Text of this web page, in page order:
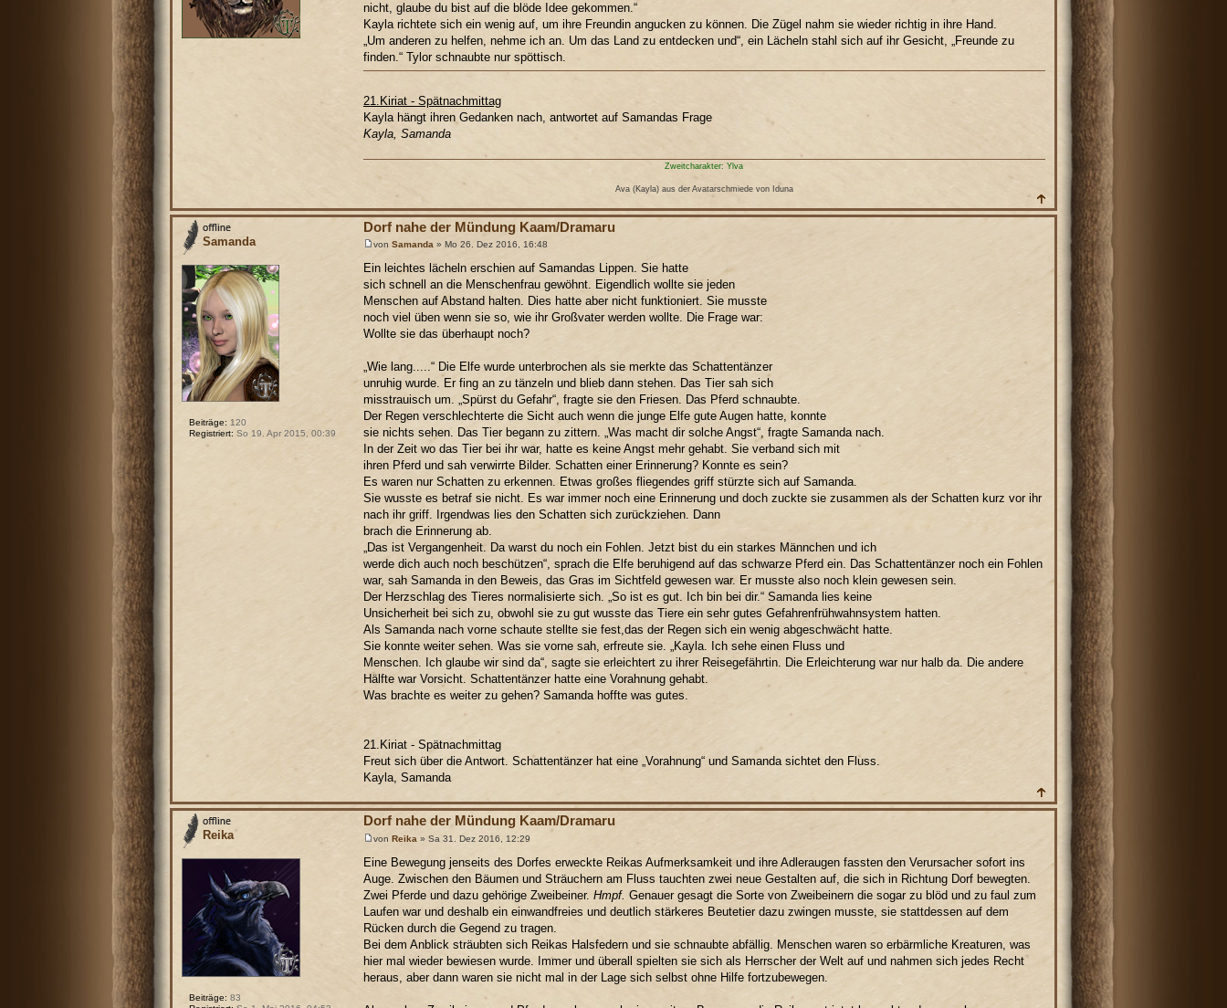
nicht, glaube du bist auf die blöde Idee gekommen.“
Kayla richtete sich ein wenig auf, um ihre Freundin angucken zu können. Die Zügel nahm sie wieder richtig in ihre Hand.
„Um anderen zu helfen, nehme ich an. Um das Land zu entdecken und“, ein Lächeln stahl sich auf ihr Gesicht, „Freunde zu
finden.“ Tylor schnaubte nur spöttisch.
21.Kiriat - Spätnachmittag
Kayla hängt ihren Gedanken nach, antwortet auf Samandas Frage
Kayla, Samanda
Zweitcharakter: Ylva
Ava (Kayla) aus der Avatarschmiede von Iduna
Dorf nahe der Mündung Kaam/Dramaru
von Samanda» Mo 26. Dez 2016, 16:48
Ein leichtes lächeln erschien auf Samandas Lippen. Sie hatte
sich schnell an die Menschenfrau gewöhnt. Eigendlich wollte sie jeden
Menschen auf Abstand halten. Dies hatte aber nicht funktioniert. Sie musste
noch viel üben wenn sie so, wie ihr Großvater werden wollte. Die Frage war:
Wollte sie das überhaupt noch?
„Wie lang.....“ Die Elfe wurde unterbrochen als sie merkte das Schattentänzer
unruhig wurde. Er fing an zu tänzeln und blieb dann stehen. Das Tier sah sich
misstrauisch um. „Spürst du Gefahr“, fragte sie den Friesen. Das Pferd schnaubte.
Der Regen verschlechterte die Sicht auch wenn die junge Elfe gute Augen hatte, konnte
sie nichts sehen. Das Tier begann zu zittern. „Was macht dir solche Angst“, fragte Samanda nach.
In der Zeit wo das Tier bei ihr war, hatte es keine Angst mehr gehabt. Sie verband sich mit
ihren Pferd und sah verwirrte Bilder. Schatten einer Erinnerung? Konnte es sein?
Es waren nur Schatten zu erkennen. Etwas großes fliegendes griff stürzte sich auf Samanda.
Sie wusste es betraf sie nicht. Es war immer noch eine Erinnerung und doch zuckte sie zusammen als der Schatten kurz vor ihr
nach ihr griff. Irgendwas lies den Schatten sich zurückziehen. Dann
brach die Erinnerung ab.
„Das ist Vergangenheit. Da warst du noch ein Fohlen. Jetzt bist du ein starkes Männchen und ich
werde dich auch noch beschützen“, sprach die Elfe beruhigend auf das schwarze Pferd ein. Das Schattentänzer noch ein Fohlen
war, sah Samanda in den Beweis, das Gras im Sichtfeld gewesen war. Er musste also noch klein gewesen sein.
Der Herzschlag des Tieres normalisierte sich. „So ist es gut. Ich bin bei dir.“ Samanda lies keine
Unsicherheit bei sich zu, obwohl sie zu gut wusste das Tiere ein sehr gutes Gefahrenfrühwahnsystem hatten.
Als Samanda nach vorne schaute stellte sie fest,das der Regen sich ein wenig abgeschwächt hatte.
Sie konnte weiter sehen. Was sie vorne sah, erfreute sie. „Kayla. Ich sehe einen Fluss und
Menschen. Ich glaube wir sind da“, sagte sie erleichtert zu ihrer Reisegefährtin. Die Erleichterung war nur halb da. Die andere
Hälfte war Vorsicht. Schattentänzer hatte eine Vorahnung gehabt.
Was brachte es weiter zu gehen? Samanda hoffte was gutes.
21.Kiriat - Spätnachmittag
Freut sich über die Antwort. Schattentänzer hat eine „Vorahnung“ und Samanda sichtet den Fluss.
Kayla, Samanda
Samanda
Beiträge: 120
Registriert: So 19. Apr 2015, 00:39
Dorf nahe der Mündung Kaam/Dramaru
von Reika » Sa 31. Dez 2016, 12:29
Eine Bewegung jenseits des Dorfes erweckte Reikas Aufmerksamkeit und ihre Adleraugen fassten den Verursacher sofort ins
Auge. Zwischen den Bäumen und Sträuchern am Fluss tauchten zwei neue Gestalten auf, die sich in Richtung Dorf bewegten.
Zwei Pferde und dazu gehörige Zweibeiner. Hmpf. Genauer gesagt die Sorte von Zweibeinern die sogar zu blöd und zu faul zum
Laufen war und deshalb ein einwandfreies und deutlich stärkeres Beutetier dazu zwingen musste, sie stattdessen auf dem
Rücken durch die Gegend zu tragen.
Bei dem Anblick sträubten sich Reikas Halsfedern und sie schnaubte abfällig. Menschen waren so erbärmliche Kreaturen, was
hier mal wieder bewiesen wurde. Immer und überall spielten sie sich als Herrscher der Welt auf und nahmen sich jedes Recht
heraus, aber dann waren sie nicht mal in der Lage sich selbst ohne Hilfe fortzubewegen.
Reika
Beiträge: 83